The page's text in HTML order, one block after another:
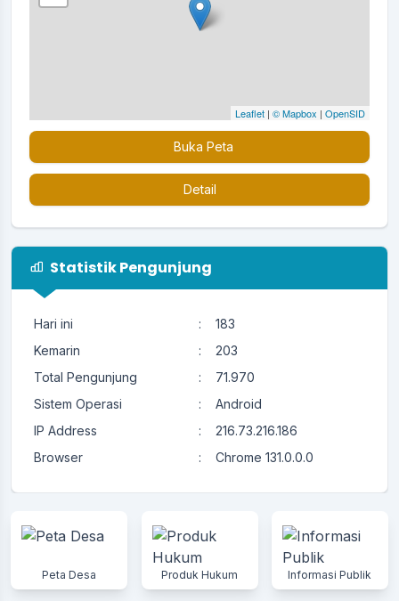
Leaflet | © Mapbox | OpenSID
Buka Peta
Detail
Statistik Pengunjung
Hari ini :
183
Kemarin
:
203
Total Pengunjung
:
71.970
Sistem Operasi
:
Android
IP Address
:
216.73.216.186
Browser
: Chrome 131.0.0.0
Peta Desa Produk Hukum Informasi Publik